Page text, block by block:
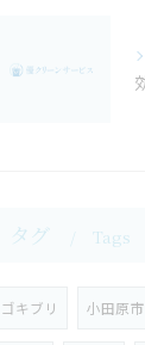
タグ Tags
ゴキブリ 小田原市